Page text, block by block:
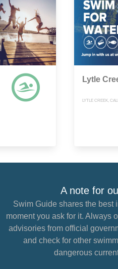
Lytle
LYTLE CREEK,
A note for
Swim Guide shares the best
moment you ask for it. Always
advisories from official
and check for other
dangerous